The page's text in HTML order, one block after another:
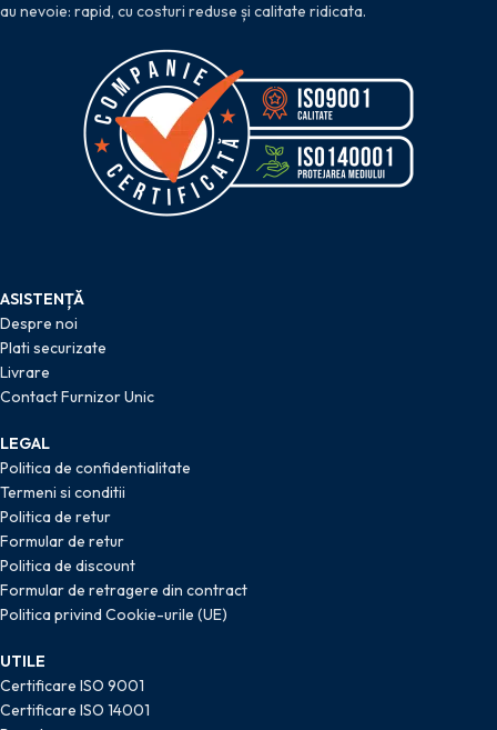
au nevoie: rapid, cu costuri reduse și calitate ridicata.
ASISTENȚĂ
Despre noi
Plati securizate
Livrare
Contact Furnizor Unic
LEGAL
Politica de confidentialitate
Termeni si conditii
Politica de retur
Formular de retur
Politica de discount
Formular de retragere din contract
Politica privind Cookie-urile (UE)
UTILE
Certificare ISO 9001
Certificare ISO 14001